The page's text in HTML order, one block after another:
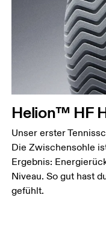
Helion™ HF
Unser erster
Die Zwischensohle
Ergebnis:
Niveau. So gut hast
gefühlt.